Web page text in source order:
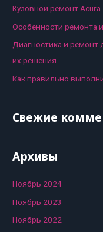
o
Кузовной ремонт Acura
Особенности ремонта
Диагностика и ремонт
их решения
Как правильно
Свежие
Архивы
Ноябрь 2024
Ноябрь 2023
Ноябрь 2022